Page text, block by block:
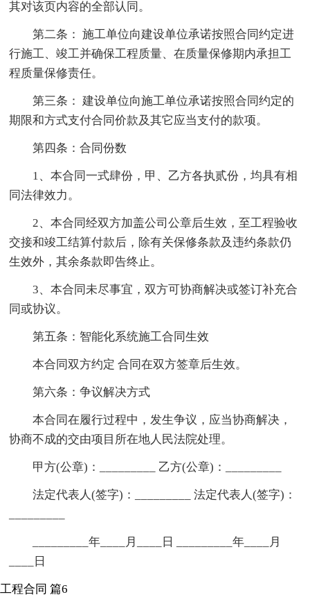
其对该页内容的全部认同。
第二条： 施工单位向建设单位承诺按照合同约定进
行施工、竣工并确保工程质量、在质量保修期内承担工
程质量保修责任。
第三条： 建设单位向施工单位承诺按照合同约定的
期限和方式支付合同价款及其它应当支付的款项。
第四条：合同份数
1、本合同一式肆份，甲、乙方各执贰份，均具有相
同法律效力。
2、本合同经双方加盖公司公章后生效，至工程验收
交接和竣工结算付款后，除有关保修条款及违约条款仍
生效外，其余条款即告终止。
3、本合同未尽事宜，双方可协商解决或签订补充合
同或协议。
第五条：智能化系统施工合同生效
本合同双方约定 合同在双方签章后生效。
第六条：争议解决方式
本合同在履行过程中，发生争议，应当协商解决，
协商不成的交由项目所在地人民法院处理。
甲方(公章)：_________ 乙方(公章)：_________
法定代表人(签字)：_________ 法定代表人(签字)：
_________年____月____日 _________年____月
____日
工程合同 篇6